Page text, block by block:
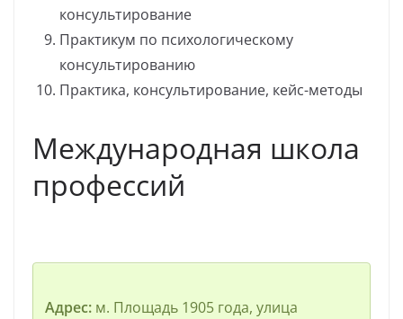
консультирование
Практикум по психологическому
консультированию
Практика, консультирование, кейс-методы
Международная школа
профессий
Адрес:м. Площадь 1905 года, улица